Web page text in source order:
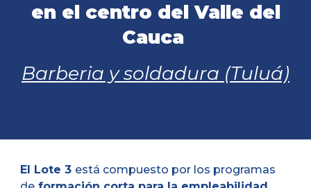
en el centro del Valle del
Cauca
Barberia y soldadura (Tuluá)
El Lote 3 está compuesto por los programas